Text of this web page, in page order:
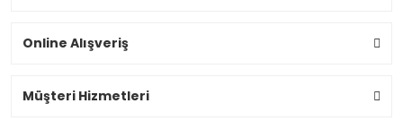
Online Alışveriş
Müşteri Hizmetleri